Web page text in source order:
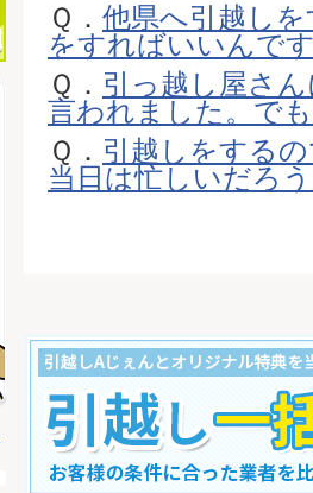
Ｑ． 他県へ引越し
をすればいいんで
Ｑ． 引っ越し屋さ
言われました。で
Ｑ． 引越しをする
当日は忙しいだろ